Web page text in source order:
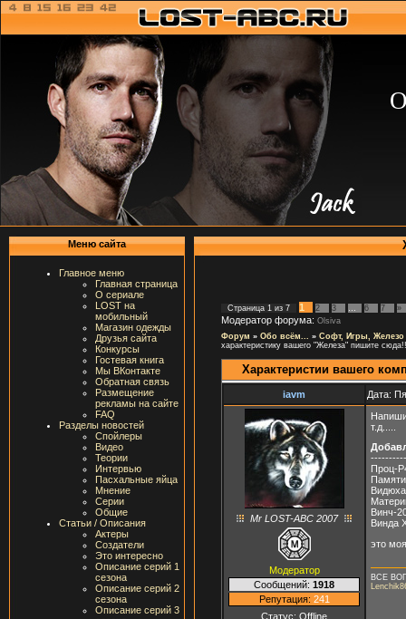
Меню сайта
Главное меню
Главная страница
О сериале
LOST на
мобильный
Магазин одежды
Друзья сайта
Конкурсы
Гостевая книга
Мы ВКонтакте
Обратная связь
Размещение
рекламы на сайте
FAQ
Разделы новостей
Спойлеры
Видео
Теории
Интервью
Пасхальные яйца
Мнение
Серии
Общие
Статьи / Описания
Актеры
Создатели
Это интересно
Описание серий 1
сезона
Описание серий 2
сезона
Описание серий 3
Страница 1 из 7 1 2 3 6 7 »
Модератор форума: Olsiva
Форум » Обо всём... » Софт, Игры, Железо
характеристику вашего "Железа" пишите
Характеристии вашего
iavm Дата:
Mr LOST-ABC 2007
Модератор
Сообщений: 1918
Репутация: 241
Статус: Offline
т.д.....
Проц-
Винч-
Винда
это
ВСЕ